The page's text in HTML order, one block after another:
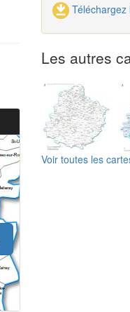
Les autres
Voir toutes les